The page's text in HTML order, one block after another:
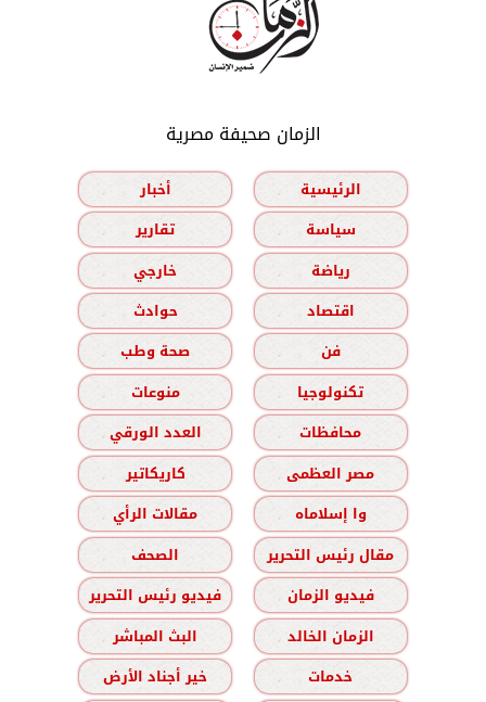
الزمان صحيفة مصرية
الرئيسية
أخبار
سياسة
تقارير
رياضة
خارجي
اقتصاد
حوادث
فن
صحة وطب
تكنولوجيا
منوعات
محافظات
العدد الورقي
مصر العظمى
كاريكاتير
وا إسلاماه
مقالات الرأي
مقال رئيس التحرير
الصحف
فيديو الزمان
فيديو رئيس التحرير
الزمان الخالد
البث المباشر
خدمات
خير أجناد الأرض